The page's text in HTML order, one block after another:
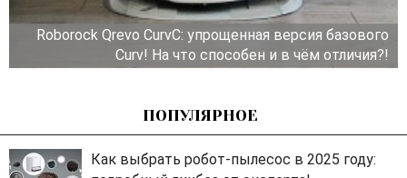
Roborock Qrevo CurvC: упрощенная версия базового
Curv! На что способен и в чём отличия?!
ПОПУЛЯРНОЕ
Как выбрать робот-пылесос в 2025 году: